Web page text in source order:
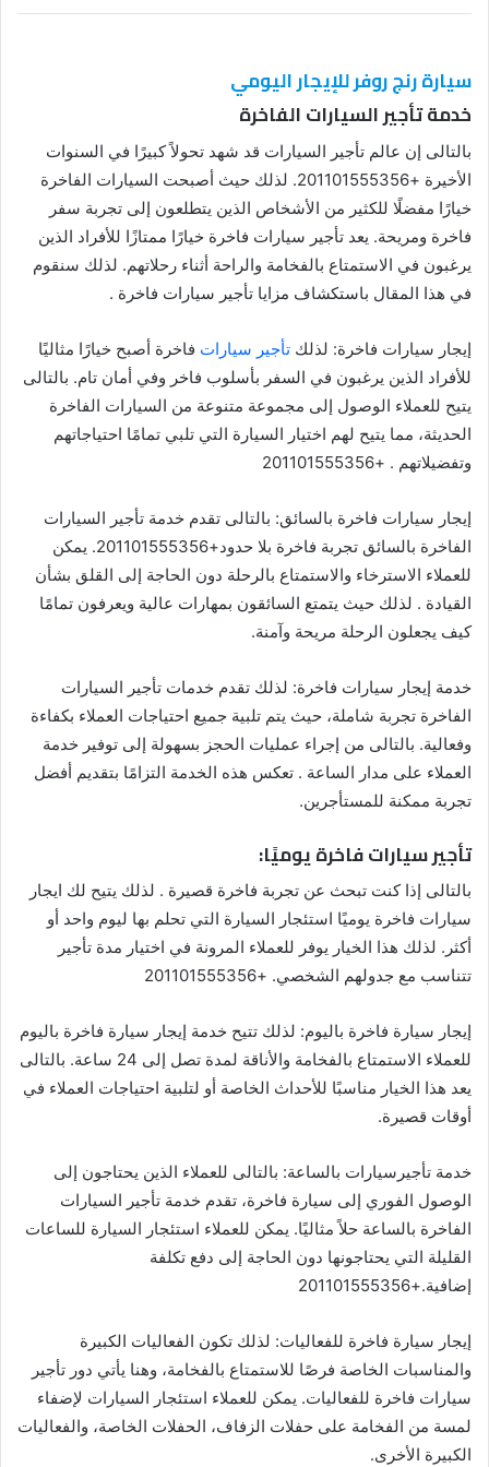
سيارة رنج روفر للإيجار اليومي
خدمة تأجير السيارات الفاخرة
بالتالى إن عالم تأجير السيارات قد شهد تحولاً كبيرًا في السنوات
الأخيرة +201101555356. لذلك حيث أصبحت السيارات الفاخرة
خيارًا مفضلًا للكثير من الأشخاص الذين يتطلعون إلى تجربة سفر
فاخرة ومريحة. يعد تأجير سيارات فاخرة خيارًا ممتازًا للأفراد الذين
يرغبون في الاستمتاع بالفخامة والراحة أثناء رحلاتهم. لذلك سنقوم
في هذا المقال باستكشاف مزايا تأجير سيارات فاخرة .
إيجار سيارات فاخرة: لذلك تأجير سيارات فاخرة أصبح خيارًا مثاليًا
للأفراد الذين يرغبون في السفر بأسلوب فاخر وفي أمان تام. بالتالى
يتيح للعملاء الوصول إلى مجموعة متنوعة من السيارات الفاخرة
الحديثة، مما يتيح لهم اختيار السيارة التي تلبي تمامًا احتياجاتهم
وتفضيلاتهم . +201101555356
إيجار سيارات فاخرة بالسائق: بالتالى تقدم خدمة تأجير السيارات
الفاخرة بالسائق تجربة فاخرة بلا حدود+201101555356. يمكن
للعملاء الاسترخاء والاستمتاع بالرحلة دون الحاجة إلى القلق بشأن
القيادة . لذلك حيث يتمتع السائقون بمهارات عالية ويعرفون تمامًا
كيف يجعلون الرحلة مريحة وآمنة.
خدمة إيجار سيارات فاخرة: لذلك تقدم خدمات تأجير السيارات
الفاخرة تجربة شاملة، حيث يتم تلبية جميع احتياجات العملاء بكفاءة
وفعالية. بالتالى من إجراء عمليات الحجز بسهولة إلى توفير خدمة
العملاء على مدار الساعة . تعكس هذه الخدمة التزامًا بتقديم أفضل
تجربة ممكنة للمستأجرين.
تأجير سيارات فاخرة يوميًا:
بالتالى إذا كنت تبحث عن تجربة فاخرة قصيرة . لذلك يتيح لك ايجار
سيارات فاخرة يوميًا استئجار السيارة التي تحلم بها ليوم واحد أو
أكثر. لذلك هذا الخيار يوفر للعملاء المرونة في اختيار مدة تأجير
تتناسب مع جدولهم الشخصي. +201101555356
إيجار سيارة فاخرة باليوم: لذلك تتيح خدمة إيجار سيارة فاخرة باليوم
للعملاء الاستمتاع بالفخامة والأناقة لمدة تصل إلى 24 ساعة. بالتالى
يعد هذا الخيار مناسبًا للأحداث الخاصة أو لتلبية احتياجات العملاء في
أوقات قصيرة.
خدمة تأجيرسيارات بالساعة: بالتالى للعملاء الذين يحتاجون إلى
الوصول الفوري إلى سيارة فاخرة، تقدم خدمة تأجير السيارات
الفاخرة بالساعة حلاً مثاليًا. يمكن للعملاء استئجار السيارة للساعات
القليلة التي يحتاجونها دون الحاجة إلى دفع تكلفة
إضافية.+201101555356
إيجار سيارة فاخرة للفعاليات: لذلك تكون الفعاليات الكبيرة
والمناسبات الخاصة فرصًا للاستمتاع بالفخامة، وهنا يأتي دور تأجير
سيارات فاخرة للفعاليات. يمكن للعملاء استئجار السيارات لإضفاء
لمسة من الفخامة على حفلات الزفاف، الحفلات الخاصة، والفعاليات
الكبيرة الأخرى.